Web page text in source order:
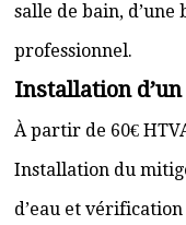
salle de bain, d’une
professionnel.
Installation
À partir de 60€
Installation du
d’eau et